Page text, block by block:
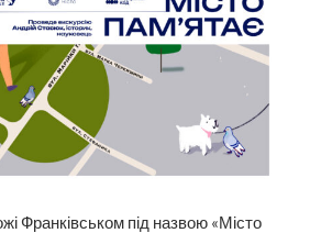
Франківськом під назвою «Місто